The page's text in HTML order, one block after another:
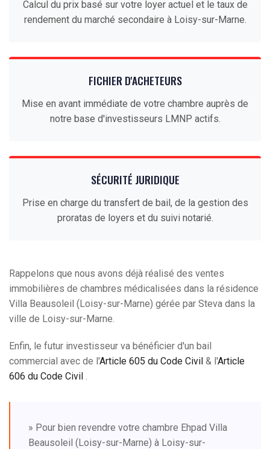
Calcul du prix basé sur votre loyer actuel et le taux de
rendement du marché secondaire à Loisy-sur-Marne.
FICHIER D'ACHETEURS
Mise en avant immédiate de votre chambre auprès de
notre base d'investisseurs LMNP actifs.
SÉCURITÉ JURIDIQUE
Prise en charge du transfert de bail, de la gestion des
proratas de loyers et du suivi notarié.
Rappelons que nous avons déjà réalisé des ventes
immobilières de chambres médicalisées dans la résidence
Villa Beausoleil (Loisy-sur-Marne) gérée par Steva dans la
ville de Loisy-sur-Marne.
Enfin, le futur investisseur va bénéficier d'un bail
commercial avec de l'Article 605 du Code Civil & l'Article
606 du Code Civil
» Pour bien revendre votre chambre Ehpad Villa
Beausoleil (Loisy-sur-Marne) à Loisy-sur-